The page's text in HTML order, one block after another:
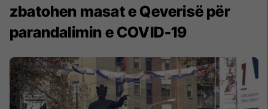
zbatohen masat e Qeverisë për
parandalimin e COVID-19